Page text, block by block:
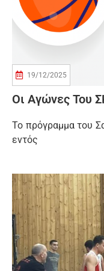
19/12/2025
Οι Αγώνες Του
Το πρόγραμμα του
εντός